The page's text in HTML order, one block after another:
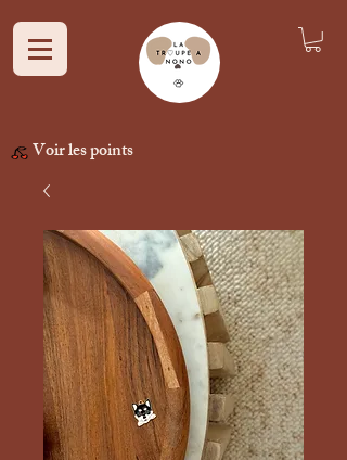
Voir les points